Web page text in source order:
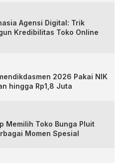
Agensi Digital: Trik
Kredibilitas Toko Online
2026 Pakai NIK
hingga Rp1,8 Juta
Memilih Toko Bunga Pluit
Momen Spesial